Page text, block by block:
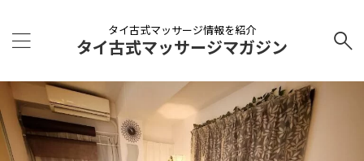
タイ古式マッサージ情報を紹介
タイ古式マッサージマガジン